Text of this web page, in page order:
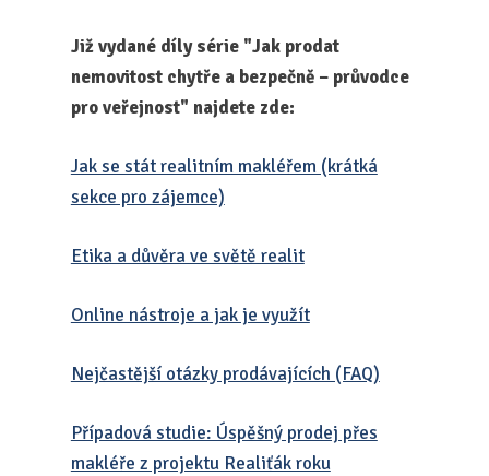
Již vydané díly série "Jak prodat
nemovitost chytře a bezpečně – průvodce
pro veřejnost" najdete zde:
Jak se stát realitním makléřem (krátká
sekce pro zájemce)
Etika a důvěra ve světě realit
Online nástroje a jak je využít
Nejčastější otázky prodávajících (FAQ)
Případová studie: Úspěšný prodej přes
makléře z projektu Realiťák roku